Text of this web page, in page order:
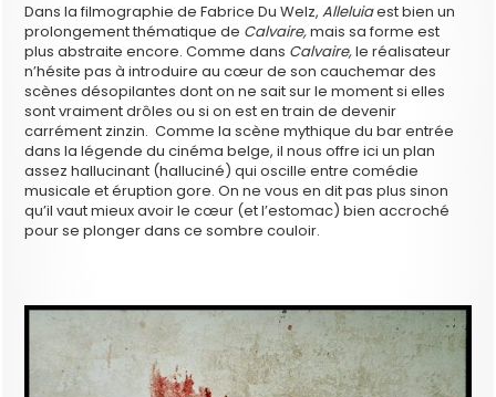
Dans la filmographie de Fabrice Du Welz,Alleluiaest bien un
prolongement thématique de Calvaire,mais sa forme est
plus abstraite encore. Comme dans Calvaire,le réalisateur
n’hésite pas à introduire au cœur de son cauchemar des
scènes désopilantes dont on ne sait sur le moment si elles
sont vraiment drôles ou si on est en train de devenir
carrément zinzin. Comme la scène mythique du bar entrée
dans la légende du cinéma belge, il nous offre ici un plan
assez hallucinant (halluciné) qui oscille entre comédie
musicale et éruption gore. On ne vous en dit pas plus sinon
qu’il vaut mieux avoir le cœur (et l’estomac) bien accroché
pour se plonger dans ce sombre couloir.